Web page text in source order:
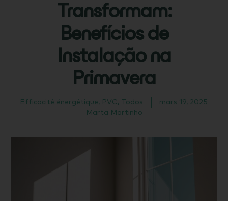
Transformam:
Benefícios de
Instalação na
Primavera
Efficacité énergétique, PVC , Todos
mars 19, 2025
Marta Martinho